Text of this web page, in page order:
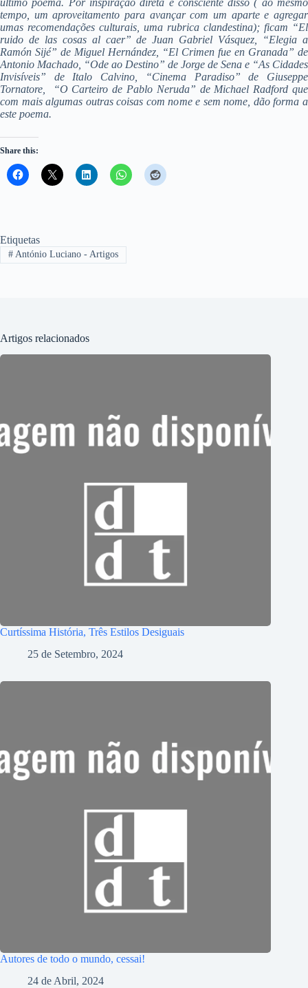
último poema. Por inspiração direta e consciente disso ( ao mesmo
tempo, um aproveitamento para avançar com um aparte e agregar
umas recomendações culturais, uma rubrica clandestina); ficam “El
ruido de las cosas al caer” de Juan Gabriel Vásquez, “Elegia a
Ramón Sijé” de Miguel Hernández, “El Crimen fue en Granada” de
Antonio Machado, “Ode ao Destino” de Jorge de Sena e “As Cidades
Invisíveis” de Italo Calvino, “Cinema Paradiso” de Giuseppe
Tornatore, “O Carteiro de Pablo Neruda” de Michael Radford que
com mais algumas outras coisas com nome e sem nome, dão forma a
este poema.
Share this:
Etiquetas
#António Luciano - Artigos
Artigos relacionados
Curtíssima História, Três Estilos Desiguais
25 de Setembro, 2024
Autores de todo o mundo, cessai!
24 de Abril, 2024